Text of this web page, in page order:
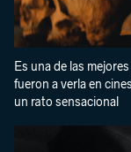
Es una de las
fueron a verla en
un rato sensacional